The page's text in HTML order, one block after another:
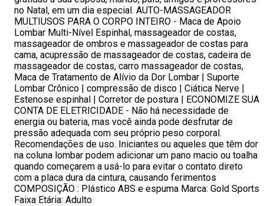
no Natal, em um dia especial. AUTO-MASSAGEADOR
MULTIUSOS PARA O CORPO INTEIRO - Maca de Apoio
Lombar Multi-Nível Espinhal, massageador de costas,
massageador de ombros e massageador de costas para
cama, acupressão de massageador de costas, cadeira de
massageador de costas, carro massageador de costas,
Maca de Tratamento de Alívio da Dor Lombar | Suporte
Lombar Crônico | compressão de disco | Ciática Nerve |
Estenose espinhal | Corretor de postura | ECONOMIZE SUA
CONTA DE ELETRICIDADE - Não há necessidade de
energia ou bateria, mas você ainda pode desfrutar de
pressão adequada com seu próprio peso corporal.
Recomendações de uso. Iniciantes ou aqueles que têm dor
na coluna lombar podem adicionar um pano macio ou toalha
quando começarem a usá-lo para evitar o contato direto
com a placa dura da cintura, causando ferimentos
COMPOSIÇÃO : Plástico ABS e espuma Marca: Gold Sports
Faixa Etária: Adulto